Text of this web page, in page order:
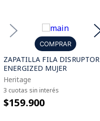
COMPRAR
ZAPATILLA FILA DISRUPTOR
ENERGIZED MUJER
Heritage
3 cuotas sin interés
$159.900